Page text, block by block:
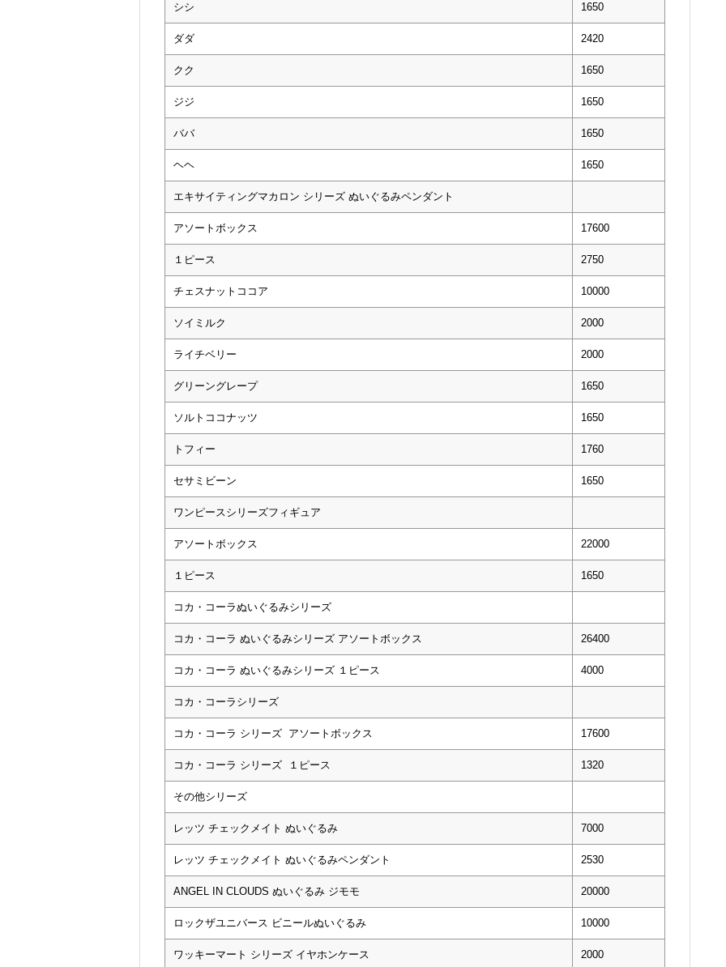
シシ 1650
ダダ 2420
クク 1650
ジジ 1650
ババ 1650
ヘヘ 1650
エキサイティングマカロン シリーズ ぬいぐるみペンダント
アソートボックス 17600
１ピース 2750
チェスナットココア 10000
ソイミルク 2000
ライチベリー 2000
グリーングレープ 1650
ソルトココナッツ 1650
トフィー 1760
セサミビーン 1650
ワンピースシリーズフィギュア
アソートボックス 22000
１ピース 1650
コカ・コーラぬいぐるみシリーズ
コカ・コーラ ぬいぐるみシリーズ アソートボックス 26400
コカ・コーラ ぬいぐるみシリーズ １ピース 4000
コカ・コーラシリーズ
コカ・コーラ シリーズ アソートボックス 17600
コカ・コーラ シリーズ １ピース 1320
その他シリーズ
レッツ チェックメイト ぬいぐるみ 7000
レッツ チェックメイト ぬいぐるみペンダント 2530
ANGEL IN CLOUDS ぬいぐるみ ジモモ 20000
ロックザユニバース ビニールぬいぐるみ 10000
ワッキーマート シリーズ イヤホンケース 2000